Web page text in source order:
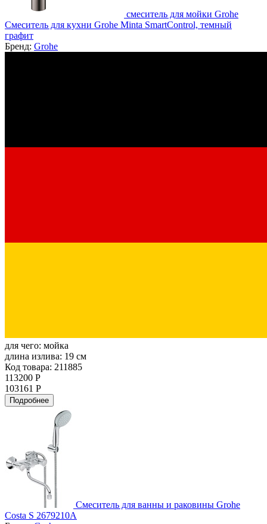
смеситель для мойки Grohe
Смеситель для кухни Grohe Minta SmartControl, темный
графит
Бренд: Grohe
для чего: мойка
длина излива: 19 см
Код товара: 211885
113200 Р
103161 Р
Подробнее
Смеситель для ванны и раковины Grohe
Costa S 2679210A